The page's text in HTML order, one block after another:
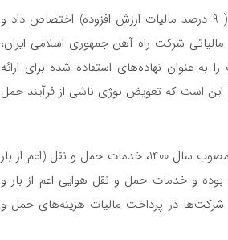
شامل بخش دیگر سخنانش را به موانع مالیاتی خدمات حمل و نقل ریلی ( 9 درصد مالیات ارزش افزوده) اختصاص داد و
شرکت راه آهن جمهوری اسلامی ایران،
عنوان نهاده‌های استفاده شده برای ارائه
است که تعویض بوژی ناشی از فرآیند حمل
وی تاکید کرد: براساس جزء ۱۳ بند ب ماده ۹ قانون مالیات بر ارزش افزوده مصوب سال 1400، خدمات حمل و نقل (اعم از بار
و خدمات حمل و نقل هوایی اعم از بار و
شرکت‌ها در پرداخت مالیات هزینه‌های حمل و